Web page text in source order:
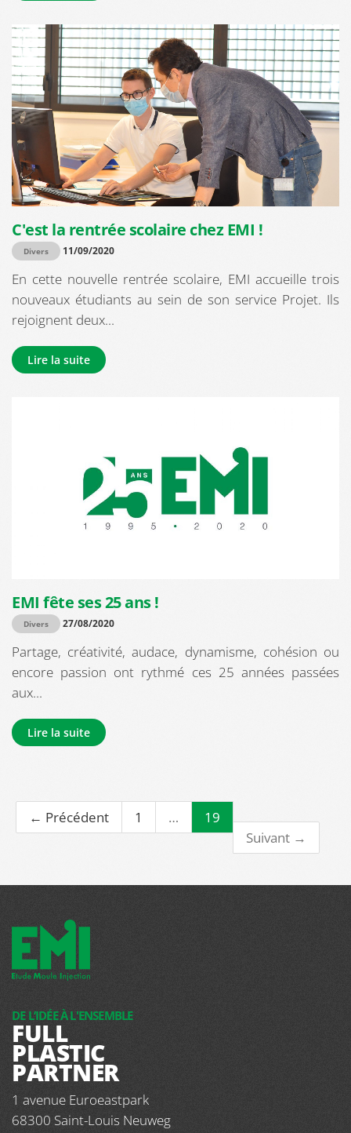
C'est la rentrée scolaire chez EMI !
Divers 11/09/2020
En cette nouvelle rentrée scolaire, EMI accueille trois
nouveaux étudiants au sein de son service Projet. Ils
rejoignent deux...
Lire la suite
EMI fête ses 25 ans !
Divers 27/08/2020
Partage, créativité, audace, dynamisme, cohésion ou
encore passion ont rythmé ces 25 années passées
aux...
Lire la suite
← Précédent 1 …
19
Suivant →
DE L’IDÉE À L'ENSEMBLE
FULL
PLASTIC
PARTNER
1 avenue Euroeastpark
68300 Saint-Louis Neuweg